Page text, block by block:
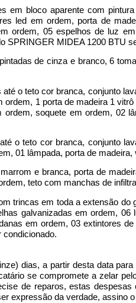
em bloco aparente com
led em ordem, porta de
ordem, 05 espelhos de luz
SPRINGER MIDEA 1200 BTU
de cinza e branco, 6
o teto cor branca, conjunto
1 porta de madeira 1
ordem, soquete em ordem, 02
o teto cor branca, conjunto
01 lâmpada, porta de
e branca, porta de
teto com manchas de
trincas em toda a extensão
galvanizadas em ordem,
em ordem, 03 extintores
condicionado.
dias, a partir desta data
se compromete a zelar
de reparos, estas
expressão da verdade, assino